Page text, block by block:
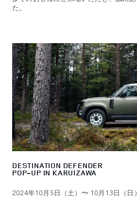
た。
DESTINATION DEFENDER
POP-UP IN KARUIZAWA
2024年10月5日（土）〜 10月13日（日）